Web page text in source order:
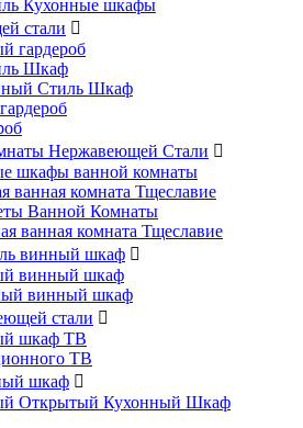
Кухонные шкафы
стали 
гардероб
Шкаф
Стиль Шкаф
Нержавеющей Стали 
шкафы ванной комнаты
ванная комната Тщеславие
Ванной Комнаты
ванная комната Тщеславие
винный шкаф 
винный шкаф
винный шкаф
стали 
шкаф ТВ
ТВ
шкаф 
Открытый Кухонный Шкаф